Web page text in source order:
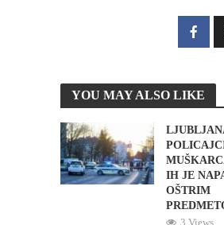
YOU MAY ALSO LIKE
IH JE
OŠTRIM
3 Views